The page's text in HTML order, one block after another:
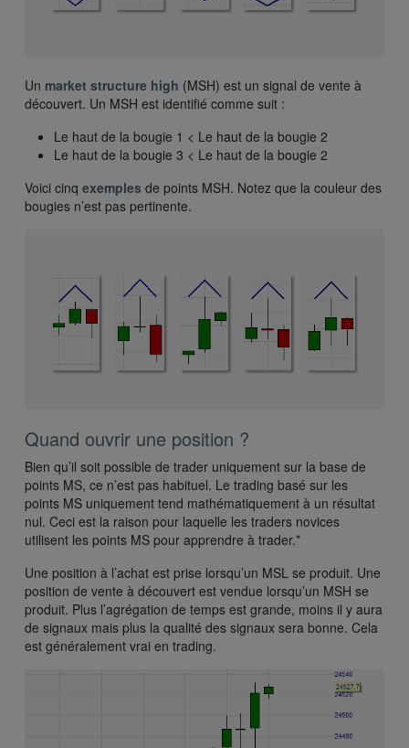
Un market structure high (MSH) est un signal de vente à
découvert. Un MSH est identifié comme suit :
Le haut de la bougie 1 < Le haut de la bougie 2
Le haut de la bougie 3 < Le haut de la bougie 2
Voici cinq exemples de points MSH. Notez que la couleur des
bougies n’est pas pertinente.
Quand ouvrir une position ?
Bien qu’il soit possible de trader uniquement sur la base de
points MS, ce n’est pas habituel. Le trading basé sur les
points MS uniquement tend mathématiquement à un résultat
nul. Ceci est la raison pour laquelle les traders novices
utilisent les points MS pour apprendre à trader.*
Une position à l’achat est prise lorsqu’un MSL se produit. Une
position de vente à découvert est vendue lorsqu’un MSH se
produit. Plus l’agrégation de temps est grande, moins il y aura
de signaux mais plus la qualité des signaux sera bonne. Cela
est généralement vrai en trading.